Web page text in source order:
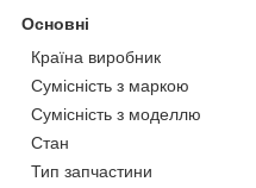
Основні
Країна виробник
Сумісність з маркою
Сумісність з моделлю
Стан
Тип запчастини